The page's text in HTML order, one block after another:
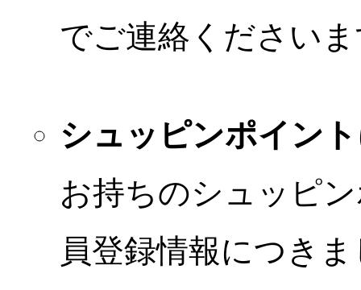
でご連絡ください
シュッピンポイン
お持ちのシュッピ
員登録情報につき